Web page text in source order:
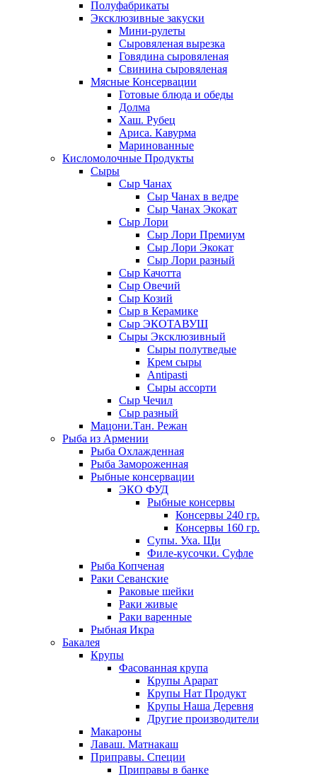
Полуфабрикаты
Эксклюзивные закуски
Мини-рулеты
Сыровяленая вырезка
Говядина сыровяленая
Свинина сыровяленая
Мясные Консервации
Готовые блюда и обеды
Долма
Хаш. Рубец
Ариса. Кавурма
Маринованные
Кисломолочные Продукты
Сыры
Сыр Чанах
Сыр Чанах в ведре
Сыр Чанах Экокат
Сыр Лори
Сыр Лори Премиум
Сыр Лори Экокат
Сыр Лори разный
Сыр Качотта
Сыр Овечий
Сыр Козий
Сыр в Керамике
Сыр ЭКОТАВУШ
Сыры Эксклюзивный
Сыры полутведые
Крем сыры
Antipasti
Сыры ассорти
Сыр Чечил
Сыр разный
Мацони.Тан. Режан
Рыба из Армении
Рыба Охлажденная
Рыба Замороженная
Рыбные консервации
ЭКО ФУД
Рыбные консервы
Консервы 240 гр.
Консервы 160 гр.
Супы. Уха. Щи
Филе-кусочки. Суфле
Рыба Копченая
Раки Севанские
Раковые шейки
Раки живые
Раки варенные
Рыбная Икра
Бакалея
Крупы
Фасованная крупа
Крупы Арарат
Крупы Нат Продукт
Крупы Наша Деревня
Другие производители
Макароны
Лаваш. Матнакаш
Приправы. Специи
Приправы в банке